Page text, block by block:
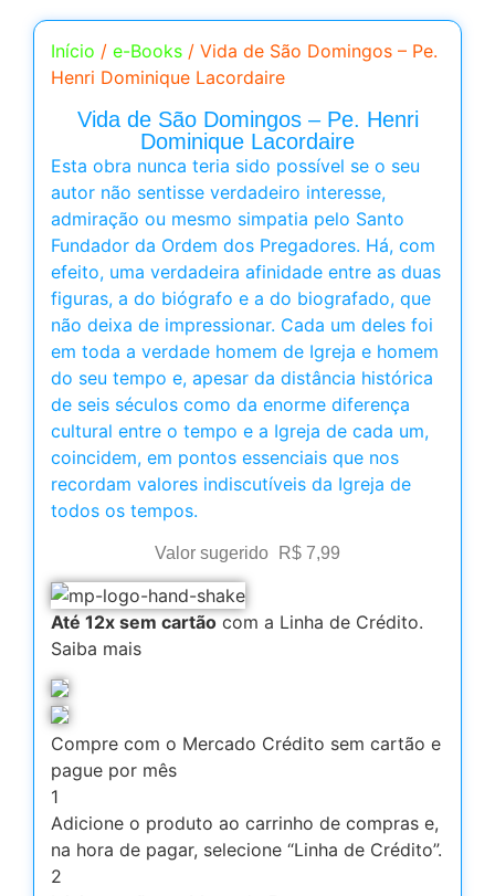
Início / e-Books / Vida de São Domingos – Pe.
Henri Dominique Lacordaire
Vida de São Domingos – Pe. Henri
Dominique Lacordaire
Esta obra nunca teria sido possível se o seu
autor não sentisse verdadeiro interesse,
admiração ou mesmo simpatia pelo Santo
Fundador da Ordem dos Pregadores. Há, com
efeito, uma verdadeira afinidade entre as duas
figuras, a do biógrafo e a do biografado, que
não deixa de impressionar. Cada um deles foi
em toda a verdade homem de Igreja e homem
do seu tempo e, apesar da distância histórica
de seis séculos como da enorme diferença
cultural entre o tempo e a Igreja de cada um,
coincidem, em pontos essenciais que nos
recordam valores indiscutíveis da Igreja de
todos os tempos.
Valor sugerido R$ 7,99
Até 12x sem cartão com a Linha de Crédito.
Saiba mais
Compre com o Mercado Crédito sem cartão e
pague por mês
1
Adicione o produto ao carrinho de compras e,
na hora de pagar, selecione “Linha de Crédito”.
2